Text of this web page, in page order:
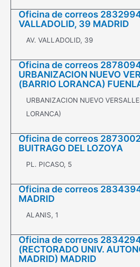
Oficina de correos
VALLADOLID, 39 MADRID
AV. VALLADOLID, 39
Oficina de correos
URBANIZACION NUEVO
(BARRIO LORANCA)
URBANIZACION NUEVO
LORANCA)
Oficina de correos 2873002
BUITRAGO DEL LOZOYA
PL. PICASO, 5
Oficina de correos
MADRID
ALANIS, 1
Oficina de correos
(RECTORADO UNIV.
MADRID) MADRID